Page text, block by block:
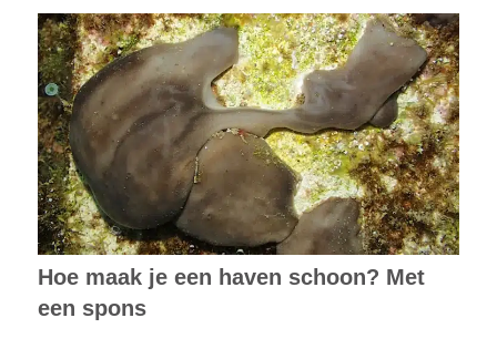
Hoe maak je een haven schoon? Met
een spons